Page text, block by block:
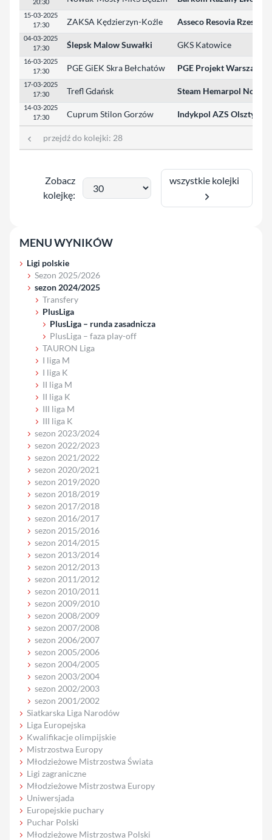
15-03-2025
17:30
ZAKSA Kędzierzyn-Koźle Asseco Resovia Rzeszów
04-03-2025
17:30
Ślepsk Malow Suwałki GKS Katowice
16-03-2025
17:30
PGE GiEK Skra Bełchatów PGE Projekt Warszawa
17-03-2025
17:30
Trefl Gdańsk Steam Hemarpol
14-03-2025
17:30
Cuprum Stilon Gorzów Indykpol AZS Olsztyn
przejdź do kolejki: 28
Zobacz
kolejkę:
wszystkie kolejki
MENU WYNIKÓW
Ligi polskie
Sezon 2025/2026
sezon 2024/2025
Transfery
PlusLiga
PlusLiga – runda zasadnicza
PlusLiga – faza play-off
TAURON Liga
I liga M
I liga K
II liga M
II liga K
III liga M
III liga K
sezon 2023/2024
sezon 2022/2023
sezon 2021/2022
sezon 2020/2021
sezon 2019/2020
sezon 2018/2019
sezon 2017/2018
sezon 2016/2017
sezon 2015/2016
sezon 2014/2015
sezon 2013/2014
sezon 2012/2013
sezon 2011/2012
sezon 2010/2011
sezon 2009/2010
sezon 2008/2009
sezon 2007/2008
sezon 2006/2007
sezon 2005/2006
sezon 2004/2005
sezon 2003/2004
sezon 2002/2003
sezon 2001/2002
Siatkarska Liga Narodów
Liga Europejska
Kwalifikacje olimpijskie
Mistrzostwa Europy
Młodzieżowe Mistrzostwa Świata
Ligi zagraniczne
Młodzieżowe Mistrzostwa Europy
Uniwersjada
Europejskie puchary
Puchar Polski
Młodzieżowe Mistrzostwa Polski